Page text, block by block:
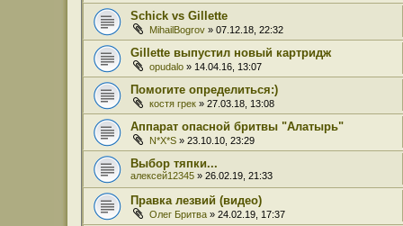
Schick vs Gillette
MihailBogrov » 07.12.18, 22:32
Gillette выпустил новый картридж
opudalo » 14.04.16, 13:07
Помогите определиться:)
костя грек » 27.03.18, 13:08
Аппарат опасной бритвы "Алатырь"
N*X*S » 23.10.10, 23:29
Выбор тяпки...
алексей12345 » 26.02.19, 21:33
Правка лезвий (видео)
Олег Бритва » 24.02.19, 17:37